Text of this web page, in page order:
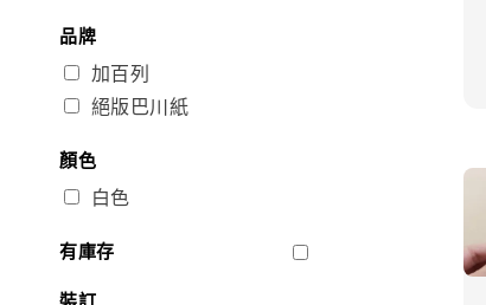
品牌
加百列
絕版巴川紙
顏色
白色
有庫存
裝訂